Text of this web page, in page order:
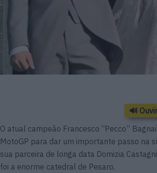
🔊
O atual campeão Francesco “Pecco”
MotoGP para dar um importante passo na
sua parceira de longa data Domizia
foi a enorme catedral de Pesaro.